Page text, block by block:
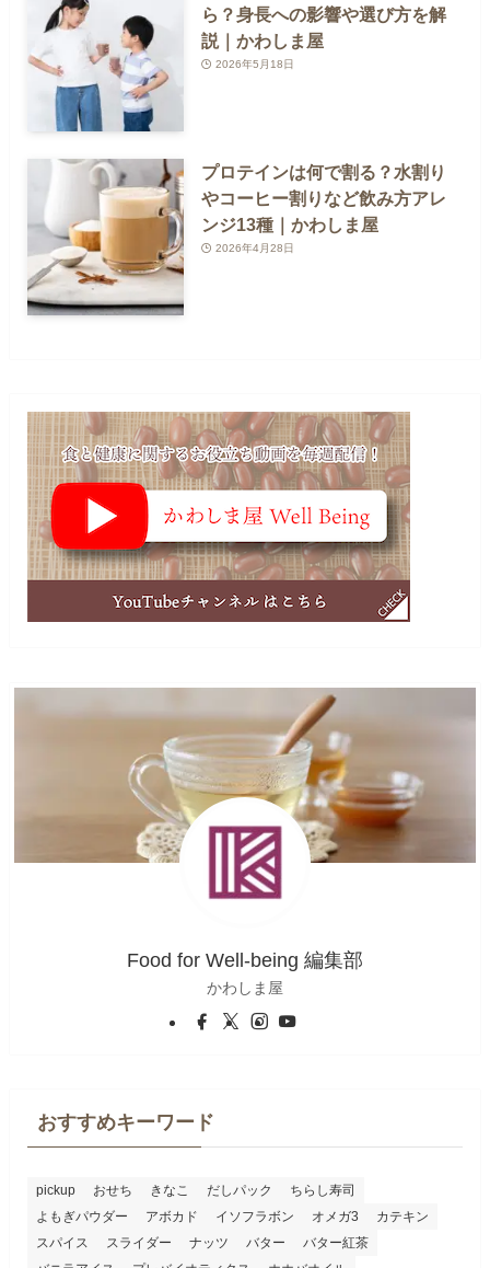
ら？身長への影響や選び方を解
説｜かわしま屋
2026年5月18日
プロテインは何で割る？水割り
やコーヒー割りなど飲み方アレ
ンジ13種｜かわしま屋
2026年4月28日
Food for Well-being 編集部
かわしま屋
おすすめキーワード
pickup おせち きなこ だしパック
ちらし寿司
よもぎパウダー
アボカド イソフラボン オメガ3
カテキン
スパイス
スライダー ナッツ バター
バター紅茶